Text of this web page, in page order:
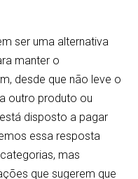
ser uma alternativa
manter o
desde que não leve o
outro produto ou
disposto a pagar
essa resposta
mas
que sugerem que